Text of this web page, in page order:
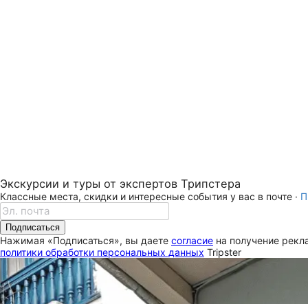
Экскурсии и туры от экспертов Трипстера
Классные места, скидки и интересные события у вас в почте ·
Подписаться
Нажимая «Подписаться», вы даете согласие на получение
политики обработки персональных данных Tripster